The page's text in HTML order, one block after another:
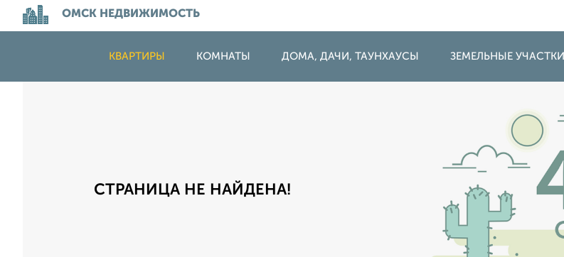
ОМСК НЕДВИЖИМОСТЬ
КВАРТИРЫ КОМНАТЫ ДОМА, ДАЧИ, ТАУНХАУСЫ ЗЕМЕЛЬНЫЕ УЧАСТКИ
СТРАНИЦА НЕ НАЙДЕНА!